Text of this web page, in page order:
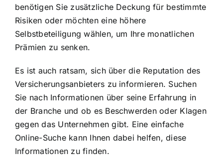
benötigen Sie zusätzliche Deckung für bestimmte
Risiken oder möchten eine höhere
Selbstbeteiligung wählen, um Ihre monatlichen
Prämien zu senken.
Es ist auch ratsam, sich über die Reputation des
Versicherungsanbieters zu informieren. Suchen
Sie nach Informationen über seine Erfahrung in
der Branche und ob es Beschwerden oder Klagen
gegen das Unternehmen gibt. Eine einfache
Online-Suche kann Ihnen dabei helfen, diese
Informationen zu finden.